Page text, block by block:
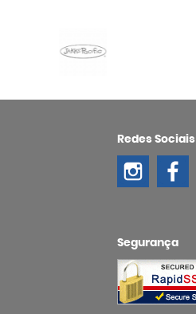
Redes Sociais
Segurança